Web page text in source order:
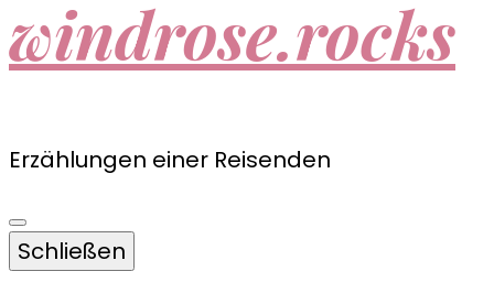
windrose.rocks
Erzählungen einer Reisenden
Schließen